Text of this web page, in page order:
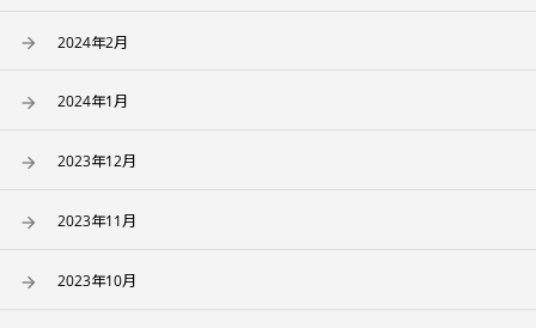
2024年2月
2024年1月
2023年12月
2023年11月
2023年10月